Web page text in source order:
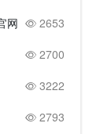
2653
网
2700
3222
2793